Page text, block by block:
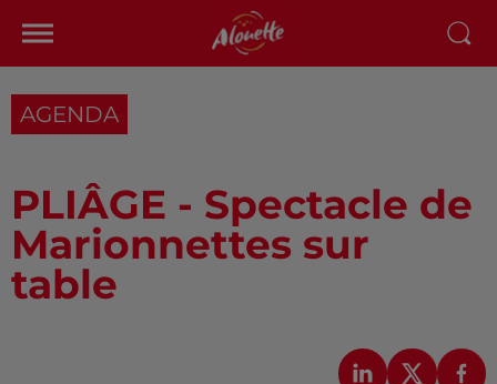
AGENDA
PLIÂGE - Spectacle de
Marionnettes sur
table